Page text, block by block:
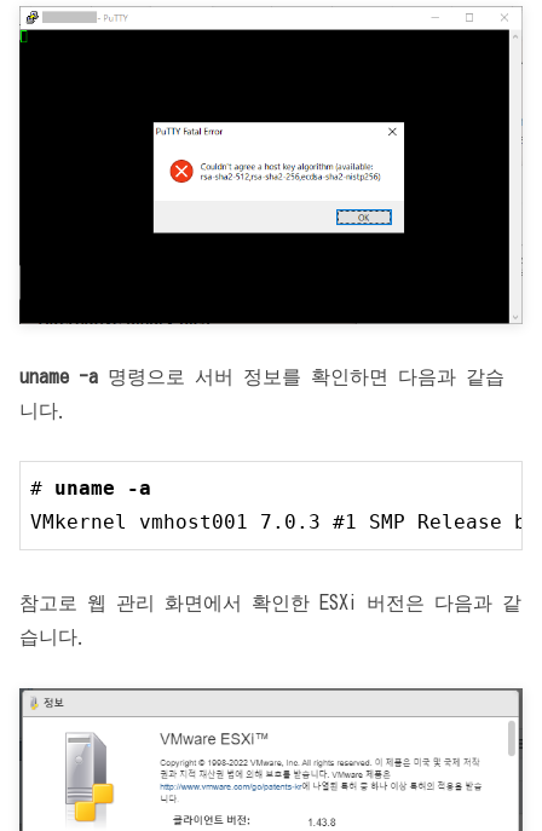
uname -a 명령으로 서버 정보를 확인하면 다음과 같습
니다.
# uname -a
VMkernel vmhost001 7.0 .3 #1 SMP Release
참고로 웹 관리 화면에서 확인한 ESXi 버전은 다음과 같
습니다.